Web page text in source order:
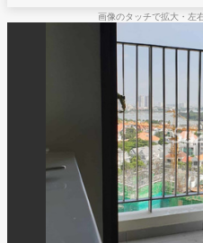
画像のタッチで拡大・左